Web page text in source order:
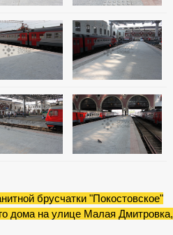
брусчатки "Покостовское"
дома на улице Малая Дмитровка,